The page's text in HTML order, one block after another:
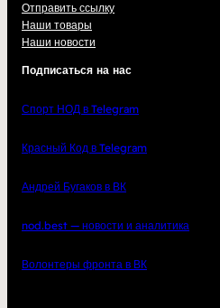
Отправить ссылку
Наши товары
Наши новости
Подписаться на нас
Спорт НОД в Telegram
Красный Код в Telegram
Андрей Бугаков в ВК
nod.best — новости и аналитика
Волонтеры фронта в ВК